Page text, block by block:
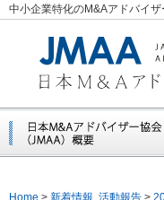
中小企業特化のM&Aアドバイ
Home > 新着情報, 活動報告 >